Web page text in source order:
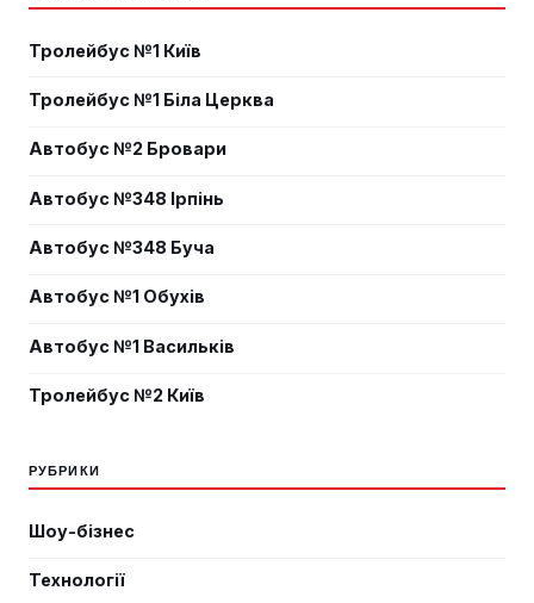
Тролейбус №1 Київ
Тролейбус №1 Біла Церква
Автобус №2 Бровари
Автобус №348 Ірпінь
Автобус №348 Буча
Автобус №1 Обухів
Автобус №1 Васильків
Тролейбус №2 Київ
РУБРИКИ
Шоу-бізнес
Технології